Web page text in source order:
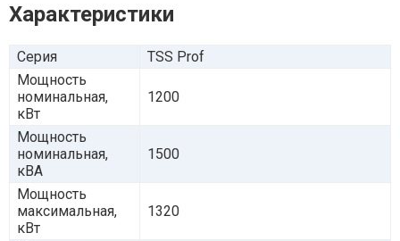
Характеристики
Серия
TSS Prof
Мощность
номинальная,
кВт
1200
Мощность
номинальная,
кВА
1500
Мощность
максимальная,
кВт
1320